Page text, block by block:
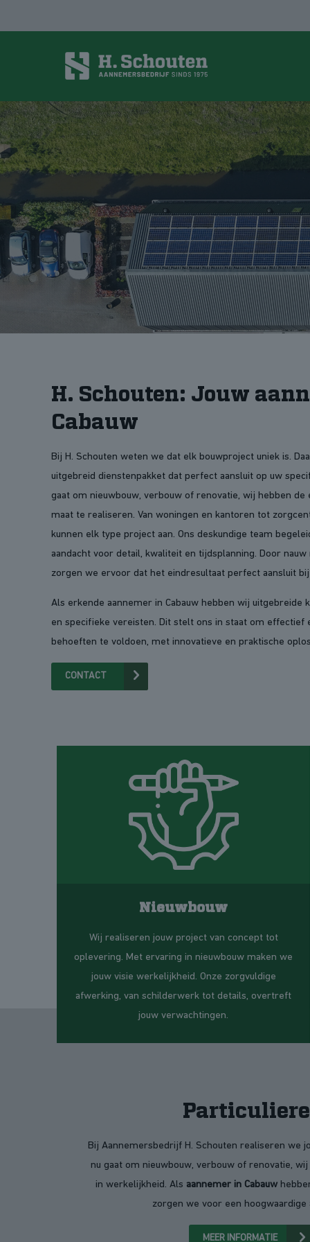
H. Schouten: Jouw
Cabauw
Bij H. Schouten weten we dat elk bouwproject uniek is.
uitgebreid dienstenpakket dat perfect aansluit op uw
gaat om nieuwbouw, verbouw of renovatie, wij hebben
maat te realiseren. Van woningen en kantoren tot
kunnen elk type project aan. Ons deskundige team
aandacht voor detail, kwaliteit en tijdsplanning. Door
zorgen we ervoor dat het eindresultaat perfect aansluit
Als erkende aannemer in Cabauw hebben wij uitgebreide
en specifieke vereisten. Dit stelt ons in staat om effectief
behoeften te voldoen, met innovatieve en praktische
CONTACT
Nieuwbouw
Wij realiseren jouw project van concept tot
oplevering. Met ervaring in nieuwbouw maken we
jouw visie werkelijkheid. Onze zorgvuldige
afwerking, van schilderwerk tot details, overtreft
jouw verwachtingen.
Bij Aannemersbedrijf H. Schouten realiseren we
nu gaat om nieuwbouw, verbouw of renovatie,
in werkelijkheid. Als aannemer in Cabauw
zorgen we voor een hoogwaardige
MEER INFORMATIE